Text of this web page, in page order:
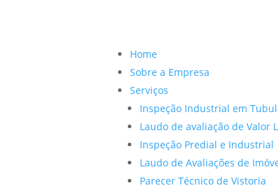
Home
Sobre a Empresa
Serviços
Inspeção Industrial em
Laudo de avaliação de Valor
Inspeção Predial e Industrial
Laudo de Avaliações de
Parecer Técnico de Vistoria